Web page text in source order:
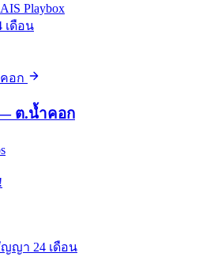
Playbox
เดือน
อก
— ต.น้ำคอก
ญา 24 เดือน